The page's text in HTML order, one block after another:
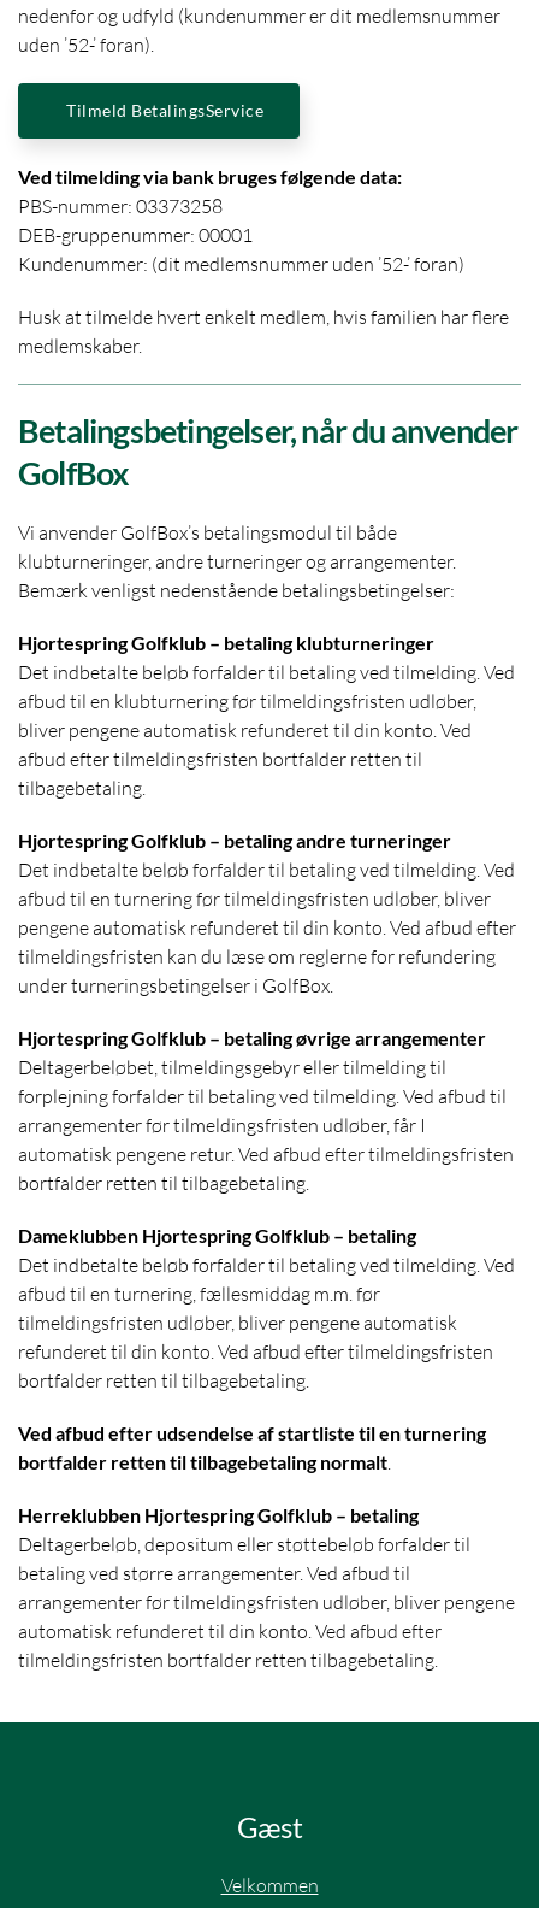
nedenfor og udfyld (kundenummer er dit medlemsnummer
uden ’52-’ foran).
Tilmeld BetalingsService
Ved tilmelding via bank bruges følgende data:
PBS-nummer: 03373258
DEB-gruppenummer: 00001
Kundenummer: (dit medlemsnummer uden ’52-’ foran)
Husk at tilmelde hvert enkelt medlem, hvis familien har flere
medlemskaber.
Betalingsbetingelser, når du anvender
GolfBox
Vi anvender GolfBox’s betalingsmodul til både
klubturneringer, andre turneringer og arrangementer.
Bemærk venligst nedenstående betalingsbetingelser:
Hjortespring Golfklub – betaling klubturneringer
Det indbetalte beløb forfalder til betaling ved tilmelding. Ved
afbud til en klubturnering før tilmeldingsfristen udløber,
bliver pengene automatisk refunderet til din konto. Ved
afbud efter tilmeldingsfristen bortfalder retten til
tilbagebetaling.
Hjortespring Golfklub – betaling andre turneringer
Det indbetalte beløb forfalder til betaling ved tilmelding. Ved
afbud til en turnering før tilmeldingsfristen udløber, bliver
pengene automatisk refunderet til din konto. Ved afbud efter
tilmeldingsfristen kan du læse om reglerne for refundering
under turneringsbetingelser i GolfBox.
Hjortespring Golfklub – betaling øvrige arrangementer
Deltagerbeløbet, tilmeldingsgebyr eller tilmelding til
forplejning forfalder til betaling ved tilmelding. Ved afbud til
arrangementer før tilmeldingsfristen udløber, får I
automatisk pengene retur. Ved afbud efter tilmeldingsfristen
bortfalder retten til tilbagebetaling.
Dameklubben Hjortespring Golfklub – betaling
Det indbetalte beløb forfalder til betaling ved tilmelding. Ved
afbud til en turnering, fællesmiddag m.m. før
tilmeldingsfristen udløber, bliver pengene automatisk
refunderet til din konto. Ved afbud efter tilmeldingsfristen
bortfalder retten til tilbagebetaling.
Ved afbud efter udsendelse af startliste til en turnering
bortfalder retten til tilbagebetaling normalt.
Herreklubben Hjortespring Golfklub – betaling
Deltagerbeløb, depositum eller støttebeløb forfalder til
betaling ved større arrangementer. Ved afbud til
arrangementer før tilmeldingsfristen udløber, bliver pengene
automatisk refunderet til din konto. Ved afbud efter
tilmeldingsfristen bortfalder retten tilbagebetaling.
Gæst
Velkommen